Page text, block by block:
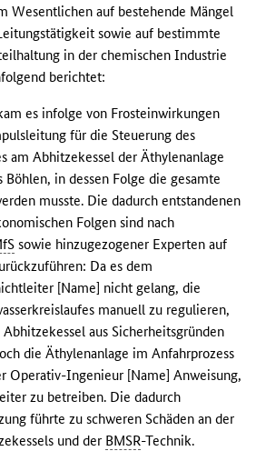
Wesentlichen auf bestehende Mängel
sowie auf bestimmte
in der chemischen Industrie
berichtet:
es infolge von Frosteinwirkungen
für die Steuerung des
am Abhitzekessel der Äthylenanlage
in dessen Folge die gesamte
musste. Die dadurch entstandenen
Folgen sind nach
sowie hinzugezogener Experten auf
Da es dem
[Name] nicht gelang, die
manuell zu regulieren,
aus Sicherheitsgründen
die Äthylenanlage im Anfahrprozess
Operativ-Ingenieur [Name] Anweisung,
zu betreiben. Die dadurch
führte zu schweren Schäden an der
und der BMSR-Technik.